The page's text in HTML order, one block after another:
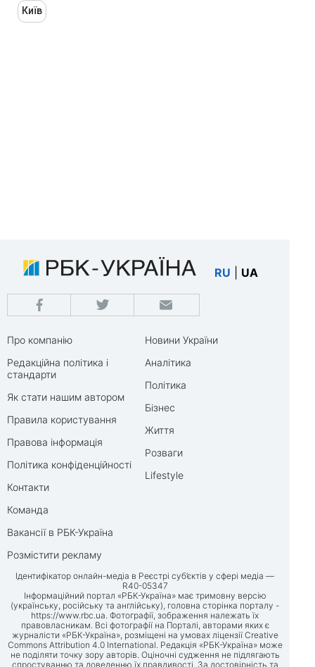
Київ
RU UA
Про компанію
Редакційна політика і
стандарти
Як стати нашим автором
Правила користування
Правова інформація
Політика конфіденційності
Контакти
Команда
Вакансії в РБК-Україна
Розмістити рекламу
Новини України
Аналітика
Політика
Бізнес
Життя
Розваги
Lifestyle
Ідентифікатор онлайн-медіа в Реєстрі суб’єктів у сфері медіа —
R40-05347
Інформаційний портал «РБК-Україна» має тримовну версію
(українську, російську та англійську), головна сторінка порталу -
https://www.rbc.ua. Фотографії, зображення належать їх
правовласникам. Всі фотографії на Порталі, авторами яких є
журналісти «РБК-Україна», розміщені на умовах ліцензії Creative
Commons Attribution 4.0 International. Редакція «РБК-Україна» може
не поділяти точку зору авторів. Оціночні судження не підлягають
спростуванню та доведенню їх правдивості. За достовірність та